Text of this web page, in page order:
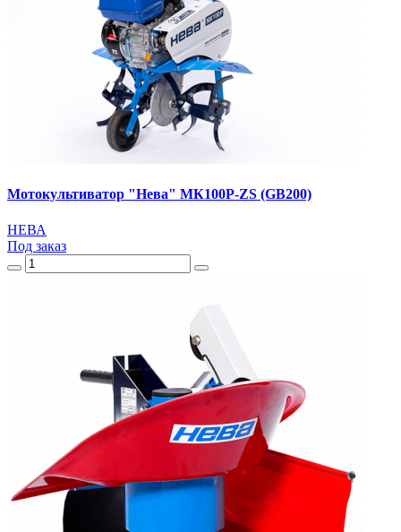
Мотокультиватор "Нева" МК100Р-ZS (GB200)
НЕВА
Под заказ